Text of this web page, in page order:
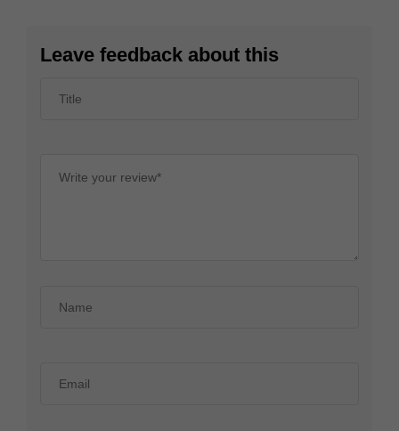
Leave feedback about this